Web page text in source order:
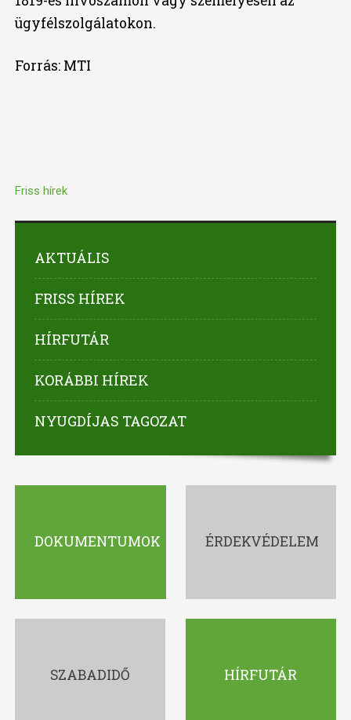
ügyfélszolgálatokon.
Forrás: MTI
Friss hírek
AKTUÁLIS
FRISS HÍREK
HÍRFUTÁR
KORÁBBI HÍREK
NYUGDÍJAS TAGOZAT
DOKUMENTUMOK ÉRDEKVÉDELEM
SZABADIDŐ HÍRFUTÁR